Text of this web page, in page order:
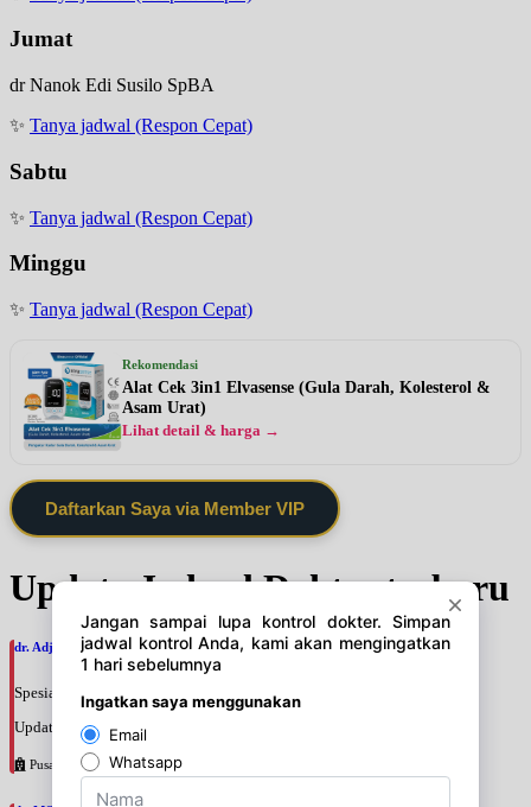
Jumat
dr Nanok Edi Susilo SpBA
✨ Tanya jadwal (Respon Cepat)
Sabtu
✨ Tanya jadwal (Respon Cepat)
Minggu
✨ Tanya jadwal (Respon Cepat)
Rekomendasi
Alat Cek 3in1 Elvasense (Gula Darah, Kolesterol &
Asam Urat)
Lihat detail & harga →
Daftarkan Saya via Member VIP
Update Jadwal Dokter terbaru
dr. Adji Suprajitno, SpPD
Spesialis: Penyakit Dalam
Update terakhir: 2026-08-07 20:37:59
Pusat Pertamina